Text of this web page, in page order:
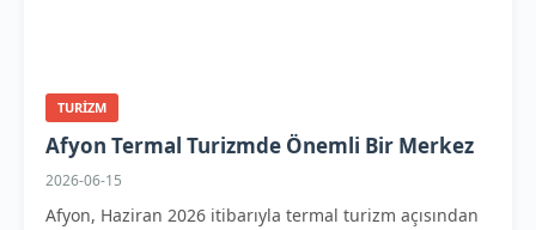
TURIZM
Afyon Termal Turizmde Önemli Bir Merkez
2026-06-15
Afyon, Haziran 2026 itibarıyla termal turizm açısından